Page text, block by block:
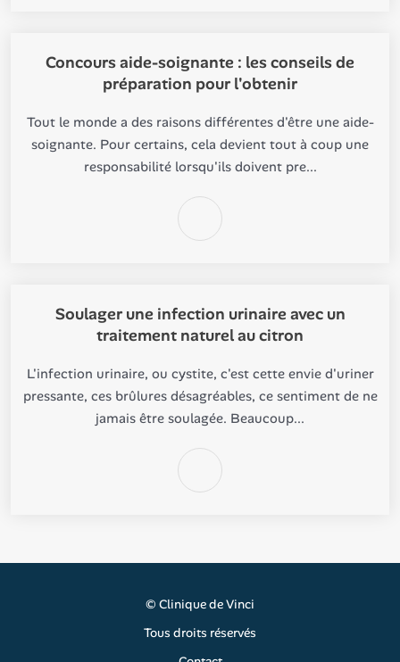
Concours aide-soignante : les conseils de
préparation pour l'obtenir
Tout le monde a des raisons différentes d'être une aide-
soignante. Pour certains, cela devient tout à coup une
responsabilité lorsqu'ils doivent pre...
Soulager une infection urinaire avec un
traitement naturel au citron
L'infection urinaire, ou cystite, c'est cette envie d'uriner
pressante, ces brûlures désagréables, ce sentiment de ne
jamais être soulagée. Beaucoup...
© Clinique de Vinci
Tous droits réservés